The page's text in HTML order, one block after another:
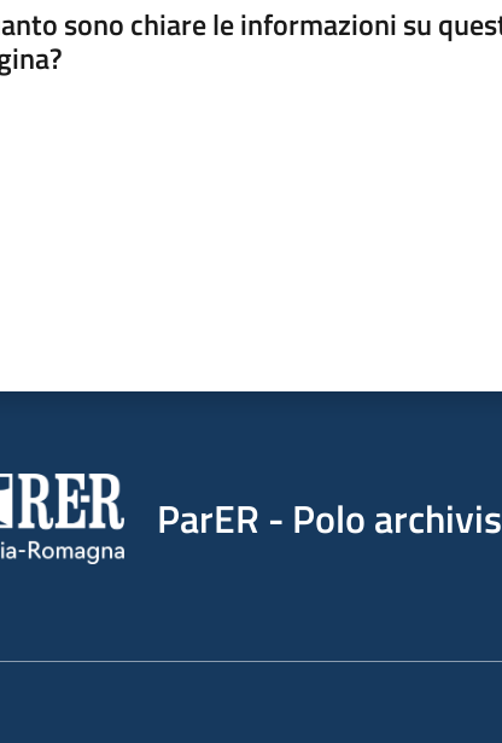
sono chiare le informazioni su
ParER - Polo